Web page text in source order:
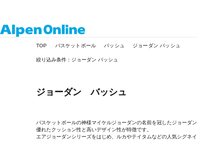
TOP バスケットボール バッシュ ジョーダン バッシュ
絞り込み条件：ジョーダン バッシュ
ジョーダン バッシュ
バスケットボールの神様マイケルジョーダンの名前を冠したジョーダン
優れたクッション性と高いデザイン性が特徴です。
エアジョーダンシリーズをはじめ、ルカやテイタムなどの人気シグネ